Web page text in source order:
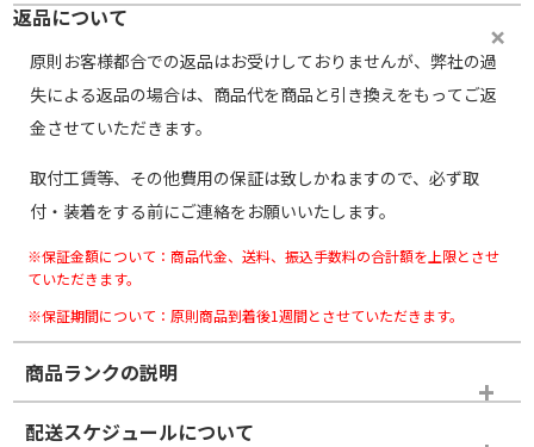
返品について
原則お客様都合での返品はお受けしておりませんが、弊社の過
失による返品の場合は、商品代を商品と引き換えをもってご返
金させていただきます。
取付工賃等、その他費用の保証は致しかねますので、必ず取
付・装着をする前にご連絡をお願いいたします。
※保証金額について：商品代金、送料、振込手数料の合計額を上限とさせ
ていただきます。
※保証期間について：原則商品到着後1週間とさせていただきます。
商品ランクの説明
※商品ランクは出品者の主観により判断しておりますので、あら
かじめご了承ください。
配送スケジュールについて